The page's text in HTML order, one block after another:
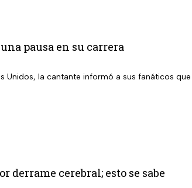
pausa en su carrera
Unidos, la cantante informó a sus fanáticos
derrame cerebral; esto se sabe